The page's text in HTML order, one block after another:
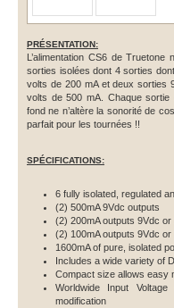
PRÉSENTATION:
L’alimentation CS6 de
sorties isolées dont 4 sorties
volts de 200 mA et deux sorties
volts de 500 mA. Chaque sortie
fond ne n’altère la sonorité de
parfait pour les tournées !!
SPÉCIFICATIONS:
6 fully isolated, regulated
(2) 500mA 9Vdc outputs
(2) 200mA outputs 9Vdc
(2) 100mA outputs 9Vdc
1600mA of pure, isolated
Includes a wide variety of
Compact size allows easy
Worldwide Input
modification